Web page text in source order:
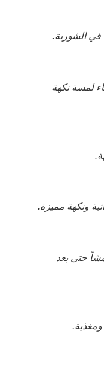
في الشوربة.
لمسة نكهة
ونكهة مميزة.
حتى بعد
ومغذية.